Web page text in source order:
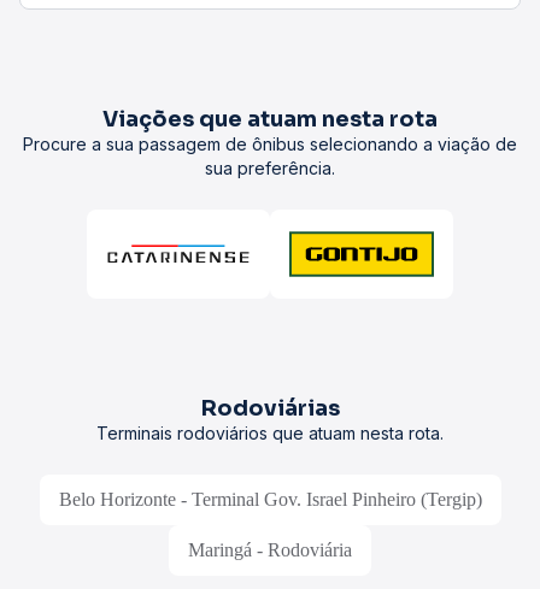
Viações que atuam nesta rota
Procure a sua passagem de ônibus selecionando a viação de
sua preferência.
Rodoviárias
Terminais rodoviários que atuam nesta rota.
Belo Horizonte - Terminal Gov. Israel Pinheiro (Tergip)
Maringá - Rodoviária